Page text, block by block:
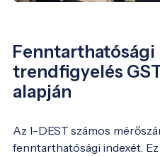
Fenntarthatósági
trendfigyelés
alapján
Az I-DEST számos
fenntarthatósági indexét.